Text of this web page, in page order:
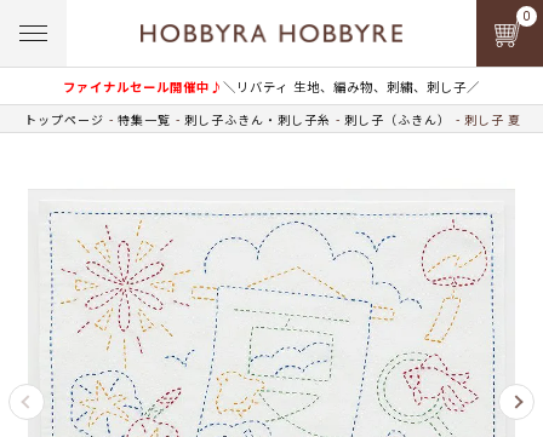
ファイナルセール開催中♪＼リバティ 生地、編み物、刺繍、刺し子／
0
トップページ 特集一覧 刺し子ふきん・刺し子糸 刺し子（ふきん） 刺し子 夏